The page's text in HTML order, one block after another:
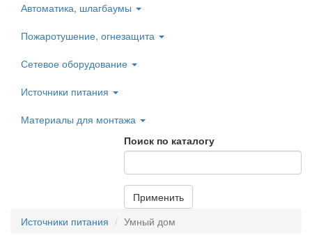
Автоматика, шлагбаумы
Пожаротушение, огнезащита
Сетевое оборудование
Источники питания
Материалы для монтажа
Поиск по каталогу
Применить
Источники питания
Умный дом